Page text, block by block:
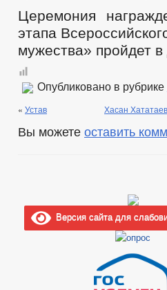
Церемония
этапа
мужества» пройдет
Опубликовано в рубрике
« Устав Хасан
Вы можете оставить
Версия сайта для